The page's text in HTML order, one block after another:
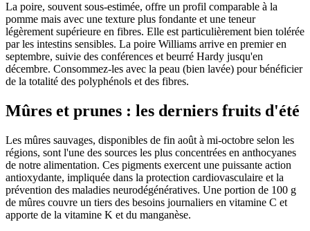
La poire, souvent sous-estimée, offre un profil comparable à la
pomme mais avec une texture plus fondante et une teneur
légèrement supérieure en fibres. Elle est particulièrement bien tolérée
par les intestins sensibles. La poire Williams arrive en premier en
septembre, suivie des conférences et beurré Hardy jusqu'en
décembre. Consommez-les avec la peau (bien lavée) pour bénéficier
de la totalité des polyphénols et des fibres.
Mûres et prunes : les derniers fruits d'été
Les mûres sauvages, disponibles de fin août à mi-octobre selon les
régions, sont l'une des sources les plus concentrées en anthocyanes
de notre alimentation. Ces pigments exercent une puissante action
antioxydante, impliquée dans la protection cardiovasculaire et la
prévention des maladies neurodégénératives. Une portion de 100 g
de mûres couvre un tiers des besoins journaliers en vitamine C et
apporte de la vitamine K et du manganèse.